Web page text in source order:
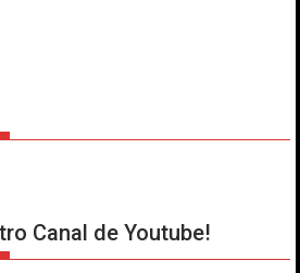
Canal de Youtube!